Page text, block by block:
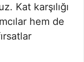
Kat karşılığı
hem de